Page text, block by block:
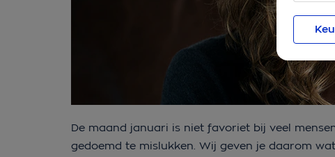
De maand januari is niet favoriet bij veel
gedoemd te mislukken. Wij geven je daarom